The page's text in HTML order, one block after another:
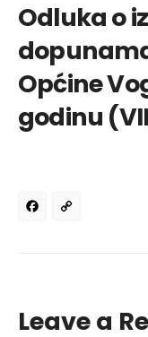
Odluka o
Općine
godinu
Leave a